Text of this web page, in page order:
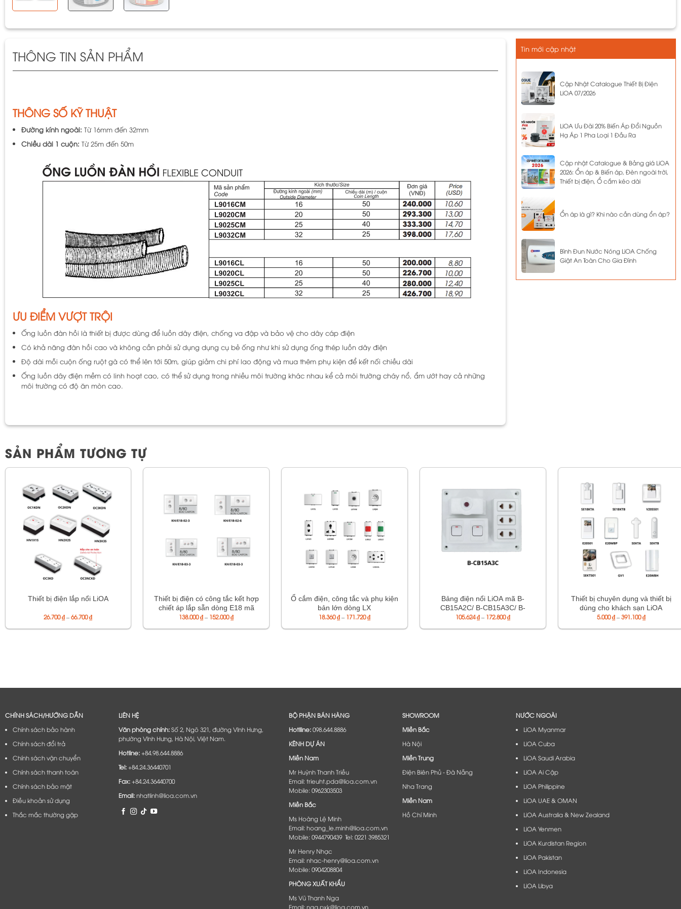
THÔNG TIN SẢN PHẨM
THÔNG SỐ KỸ THUẬT
Đường kính ngoài: Từ 16mm đến 32mm
Chiều dài 1 cuộn: Từ 25m đến 50m
ƯU ĐIỂM VƯỢT TRỘI
Ống luồn đàn hồi là thiết bị được dùng để luồn dây điện, chống va đập và bảo vệ cho dây cáp điện
Có khả năng đàn hồi cao và không cần phải sử dụng dụng cụ bẻ ống như khi sử dụng ống thép luồn dây điện
Độ dài mỗi cuộn ống ruột gà có thể lên tới 50m, giúp giảm chi phí lao động và mua thêm phụ kiện để kết nối chiều dài
Ống luồn dây điện mềm có linh hoạt cao, có thể sử dụng trong nhiều môi trường khác nhau kể cả môi trường cháy nổ, ẩm ướt hay cả những
môi trường có độ ăn mòn cao.
Tin mới cập nhật
Cập Nhật Catalogue Thiết Bị Điện
LiOA 07/2026
LiOA Ưu Đãi 20% Biến Áp Đổi Nguồn
Hạ Áp 1 Pha Loại 1 Đầu Ra
Cập nhật Catalogue & Bảng giá LiOA
2026: Ổn áp & Biến áp, Đèn ngoài trời,
Thiết bị điện, Ổ cắm kéo dài
Ổn áp là gì? Khi nào cần dùng ổn áp?
Bình Đun Nước Nóng LiOA Chống
Giật An Toàn Cho Gia Đình
SẢN PHẨM TƯƠNG TỰ
Thiết bị điện lắp nổi LiOA
26.700₫ – 66.700₫Khoảng
giá:
từ
Thiết bị điện có công tắc kết hợp
chiết áp lắp sẵn dòng E18 mã
KH/E18-02-3/ KH/E18-02-6/
138.000₫– 152.000₫Khoảng
giá:
từ
Ổ cắm điện, công tắc và phụ kiện
bản lớn dòng LX
18.360₫– 171.720₫Khoảng
giá:
từ
Bảng điện nổi LiOA mã B-
CB15A2C/ B-CB15A3C/ B-
CB15A3D/ B-CB15A3DG
105.624₫– 172.800₫Khoảng
giá:
từ
Thiết bị chuyên dụng và thiết bị
dùng cho khách sạn LiOA
5.000₫ – 391.100₫Khoảng
giá:
từ
CHÍNH SÁCH/HƯỚNG DẪN
Chính sách bảo hành
Chính sách đổi trả
Chính sách vận chuyển
Chính sách thanh toán
Chính sách bảo mật
Điều khoản sử dụng
Thắc mắc thường gặp
LIÊN HỆ
Văn phòng chính:Số 2, Ngõ 321, đường Vĩnh Hưng,
phường Vĩnh Hưng, Hà Nội, Việt Nam.
Hotline:+84.98.644.8886
Tel:+84.24.36440701
Fax:+84.24.36440700
Email:nhatlinh@lioa.com.vn
BỘ PHẬN BÁN HÀNG
Hotlline:098.644.8886
KÊNH DỰ ÁN
Miền Nam
Mr Huỳnh Thanh Triều
Email: trieuht.pda@lioa.com.vn
Mobile: 0962303503
Miền Bắc
Ms Hoàng Lệ Minh
Email: hoang_le.minh@lioa.com.vn
Mobile: 0944790439 Tel: 0221 3985321
Mr Henry Nhạc
Email: nhac-henry@lioa.com.vn
Mobile: 0904208804
PHÒNG XUẤT KHẨU
Ms Vũ Thanh Nga
Email: nga.pxk@lioa.com.vn
SHOWROOM
Miền Bắc
Hà Nội
Miền Trung
Điện Biên Phủ - Đà Nẵng​
Nha Trang
Miền Nam
Hồ Chí Minh
NƯỚC NGOÀI
LiOA Myanmar
LiOA Cuba
LiOA Saudi Arabia
LiOA Ai Cập
LiOA Philippine
LiOA UAE & OMAN
LiOA Australia & New Zealand
LiOA Yenmen
LiOA Kurdistan Region
LiOA Pakistan
LiOA Indonesia
LiOA Libya